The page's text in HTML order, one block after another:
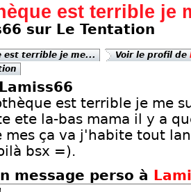
est terrible je
sur Le Tentation
est terrible je me... Voir le profil de
est terrible je me
ete la-bas mama il y a
mes ça va j'habite tout
bsx =).
message perso à